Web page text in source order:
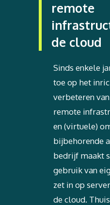
remote
de cloud
Sinds enkele
toe op het
verbeteren
remote
en (virtuele)
bijbehorende
bedrijf maakt
gebruik van
zet in op
de cloud.